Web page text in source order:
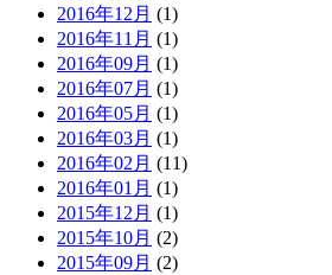
2016年12月 (1)
2016年11月 (1)
2016年09月 (1)
2016年07月 (1)
2016年05月 (1)
2016年03月 (1)
2016年02月 (11)
2016年01月 (1)
2015年12月 (1)
2015年10月 (2)
2015年09月 (2)